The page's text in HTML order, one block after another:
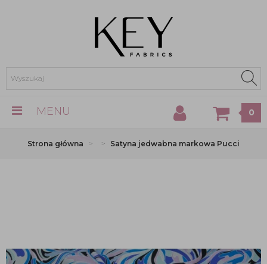
MENU 0
Strona główna Satyna jedwabna markowa Pucci